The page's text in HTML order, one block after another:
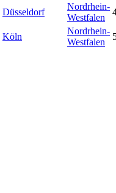
Düsseldorf
Nordrhein-
Westfalen
Köln
Nordrhein-
Westfalen